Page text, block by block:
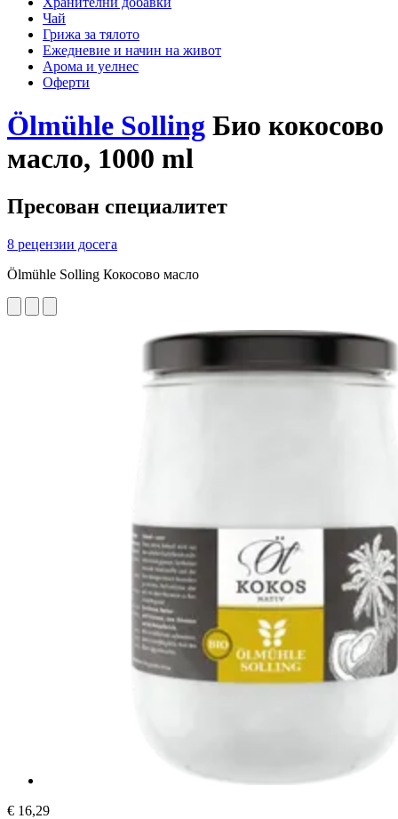
Чай
Грижа за тялото
Ежедневие и начин на живот
Арома и уелнес
Оферти
Ölmühle Solling Био кокосово
масло, 1000 ml
Пресован специалитет
8 рецензии досега
Ölmühle Solling Кокосово масло
€ 16,29